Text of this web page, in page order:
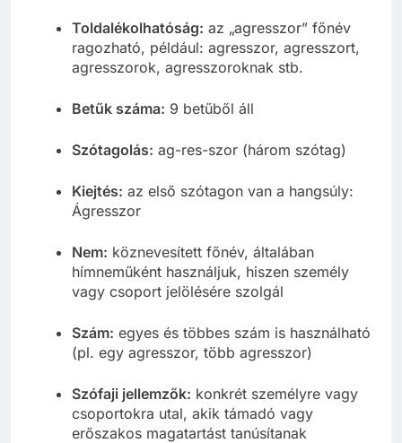
Toldalékolhatóság: az „agresszor” főnév
ragozható, például: agresszor, agresszort,
agresszorok, agresszoroknak stb.
Betűk száma: 9 betűből áll
Szótagolás: ag-res-szor (három szótag)
Kiejtés: az első szótagon van a hangsúly:
Ágresszor
Nem: köznevesített főnév, általában
hímneműként használjuk, hiszen személy
vagy csoport jelölésére szolgál
Szám: egyes és többes szám is használható
(pl. egy agresszor, több agresszor)
Szófaji jellemzők: konkrét személyre vagy
csoportokra utal, akik támadó vagy
erőszakos magatartást tanúsítanak